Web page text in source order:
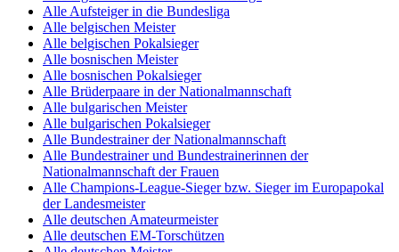
Alle Aufsteiger in die Bundesliga
Alle belgischen Meister
Alle belgischen Pokalsieger
Alle bosnischen Meister
Alle bosnischen Pokalsieger
Alle Brüderpaare in der Nationalmannschaft
Alle bulgarischen Meister
Alle bulgarischen Pokalsieger
Alle Bundestrainer der Nationalmannschaft
Alle Bundestrainer und Bundestrainerinnen der
Nationalmannschaft der Frauen
Alle Champions-League-Sieger bzw. Sieger im Europapokal
der Landesmeister
Alle deutschen Amateurmeister
Alle deutschen EM-Torschützen